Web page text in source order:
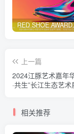
RED
上一篇
2024江豚艺术嘉年
·共生”长江生态艺
相关推荐